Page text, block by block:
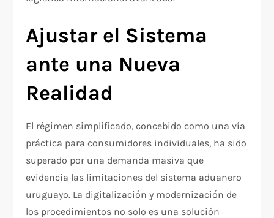
Ajustar el Sistema
ante una Nueva
Realidad
El régimen simplificado, concebido como una vía
práctica para consumidores individuales, ha sido
superado por una demanda masiva que
evidencia las limitaciones del sistema aduanero
uruguayo. La digitalización y modernización de
los procedimientos no solo es una solución